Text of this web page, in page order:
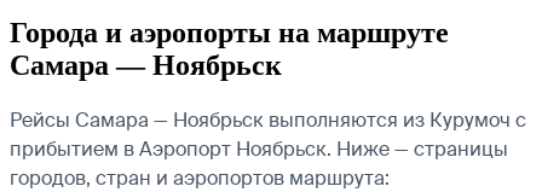
Города и аэропорты на маршруте
Самара — Ноябрьск
Рейсы Самара — Ноябрьск выполняются из Курумоч с
прибытием в Аэропорт Ноябрьск. Ниже — страницы
городов, стран и аэропортов маршрута: